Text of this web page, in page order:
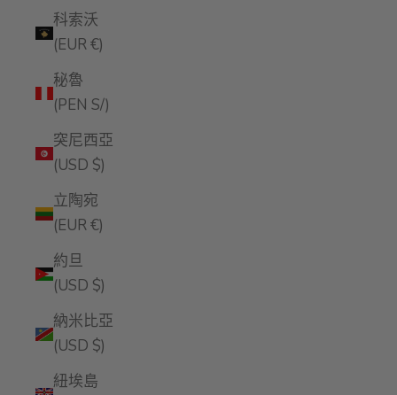
科索沃
(EUR €)
秘魯
(PEN S/)
突尼西亞
(USD $)
立陶宛
(EUR €)
約旦
(USD $)
納米比亞
(USD $)
紐埃島